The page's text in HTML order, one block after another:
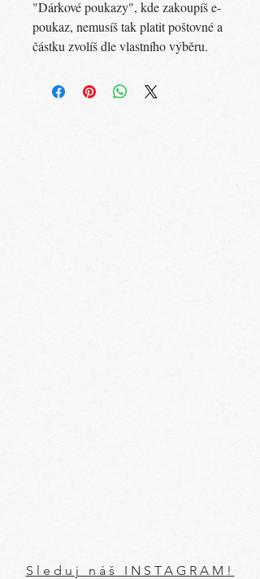
"Dárkové poukazy", kde zakoupíš e-
poukaz, nemusíš tak platit poštovné a
částku zvolíš dle vlastního výběru.
Sleduj náš INSTAGRAM!